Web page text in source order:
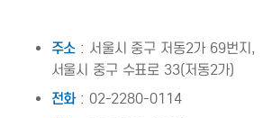
주소 : 서울시 중구 저동2가 69번지,
서울시 중구 수표로 33(저동2가)
전화: 02-2280-0114